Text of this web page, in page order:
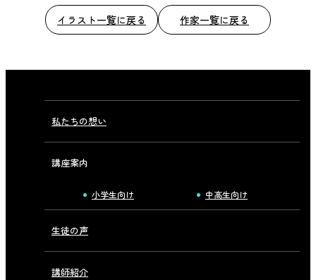
イラスト一覧に戻る 作家一覧に戻る
私たちの想い
講座案内
小学生向け 中高生向け
生徒の声
講師紹介